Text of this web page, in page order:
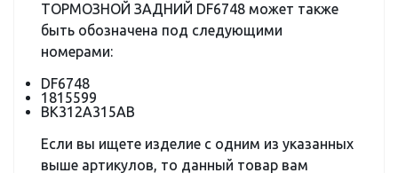
ТОРМОЗНОЙ ЗАДНИЙ DF6748 может также
быть обозначена под следующими
номерами:
DF6748
1815599
BK312A315AB
Если вы ищете изделие с одним из указанных
выше артикулов, то данный товар вам